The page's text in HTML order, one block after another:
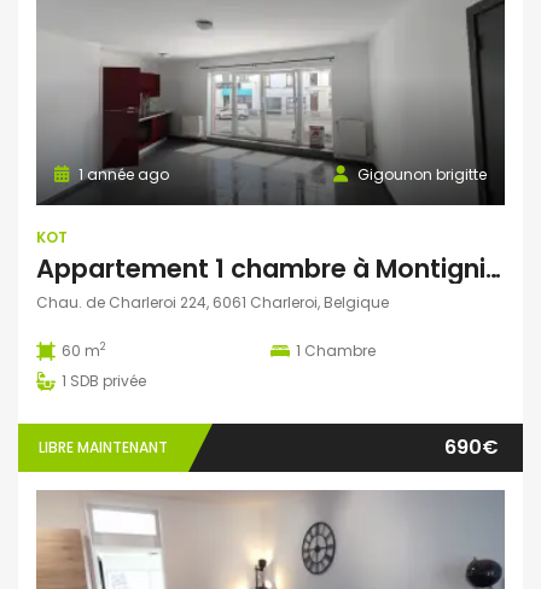
Gigounon brigitte
1 année ago
KOT
Appartement 1 chambre à Montignies-Sur-Sambre
Chau. de Charleroi 224, 6061 Charleroi, Belgique
60 m2 1 Chambre
1 SDB privée
LIBRE MAINTENANT 690€